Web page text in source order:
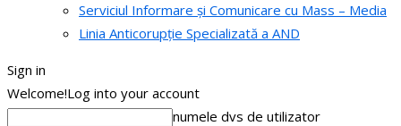
Serviciul Informare și Comunicare cu Mass – Media
Linia Anticorupție Specializată a AND
Sign in
Welcome!Log into your account
numele dvs de utilizator